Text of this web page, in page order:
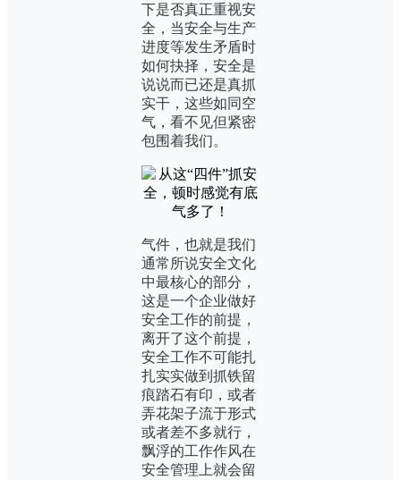
下是否真正重视安
全，当安全与生产
进度等发生矛盾时
如何抉择，安全是
说说而已还是真抓
实干，这些如同空
气，看不见但紧密
包围着我们。
气件，也就是我们
通常所说安全文化
中最核心的部分，
这是一个企业做好
安全工作的前提，
离开了这个前提，
安全工作不可能扎
扎实实做到抓铁留
痕踏石有印，或者
弄花架子流于形式
或者差不多就行，
飘浮的工作作风在
安全管理上就会留